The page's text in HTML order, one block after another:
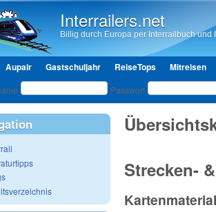
Interrailers.net
Billig durch Europa per Interrailbuch und
Aupair Gastschuljahr ReiseTops Mitreisen
Passwort
Strecken-